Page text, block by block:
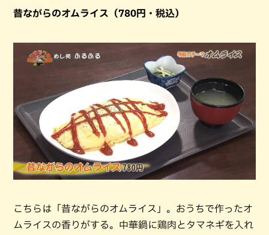
昔ながらのオムライス（780円・税込）
こちらは「昔ながらのオムライス」。おうちで作ったオ
ムライスの香りがする。中華鍋に鶏肉とタマネギを入れ